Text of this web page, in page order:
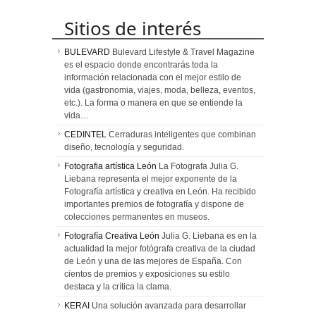
Sitios de interés
BULEVARD Bulevard Lifestyle & Travel Magazine
es el espacio donde encontrarás toda la
información relacionada con el mejor estilo de
vida (gastronomia, viajes, moda, belleza, eventos,
etc.). La forma o manera en que se entiende la
vida…
CEDINTEL Cerraduras inteligentes que combinan
diseño, tecnología y seguridad.
Fotografia artística León La Fotografa Julia G.
Liebana representa el mejor exponente de la
Fotografía artística y creativa en León. Ha recibido
importantes premios de fotografía y dispone de
colecciones permanentes en museos.
Fotografía Creativa León Julia G. Liebana es en la
actualidad la mejor fotógrafa creativa de la ciudad
de León y una de las mejores de España. Con
cientos de premios y exposiciones su estilo
destaca y la crítica la clama.
KERAI Una solución avanzada para desarrollar